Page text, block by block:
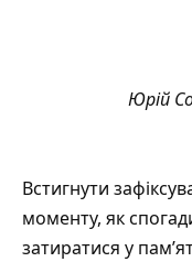
Юрій
Встигнути
моменту, як
затиратися у